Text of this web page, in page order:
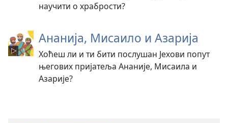
научити о храбрости?
Ананија, Мисаило и Азарија
Хоћеш ли и ти бити послушан Јехови попут
његових пријатеља Ананије, Мисаила и
Азарије?